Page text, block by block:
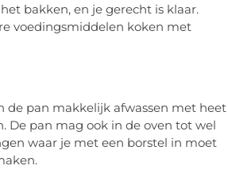
bakken, en je gerecht is klaar.
voedingsmiddelen koken met
de pan makkelijk afwassen met heet
De pan mag ook in de oven tot wel
waar je met een borstel in moet